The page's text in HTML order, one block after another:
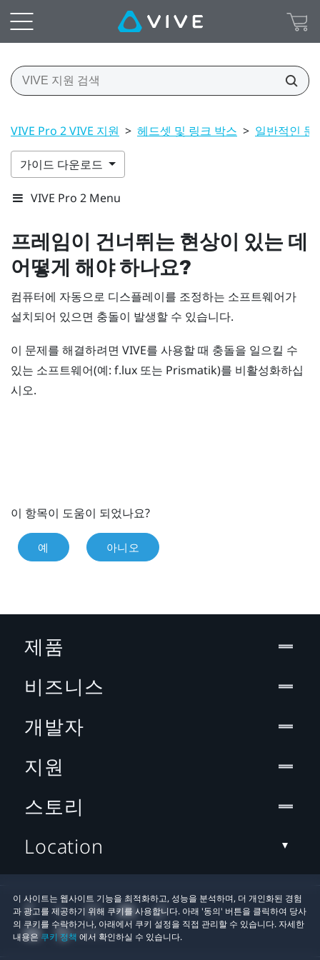
VIVE Pro 2 VIVE 지원 > 헤드셋 및 링크 박스 > 일반적인 문
가이드 다운로드
VIVE Pro 2 Menu
프레임이 건너뛰는 현상이 있는 데
어떻게 해야 하나요?
컴퓨터에 자동으로 디스플레이를 조정하는 소프트웨어가
설치되어 있으면 충돌이 발생할 수 있습니다.
이 문제를 해결하려면 VIVE를 사용할 때 충돌을 일으킬 수
있는 소프트웨어(예: f.lux 또는 Prismatik)를 비활성화하십
시오.
이 항목이 도움이 되었나요?
예 아니오
이 사이트는 웹사이트 기능을 최적화하고, 성능을 분석하며, 더 개인화된 경험
과 광고를 제공하기 위해 쿠키를 사용합니다. 아래 '동의' 버튼을 클릭하여 당사
의 쿠키를 수락하거나, 아래에서 쿠키 설정을 직접 관리할 수 있습니다. 자세한
내용은 쿠키 정책 에서 확인하실 수 있습니다.
제품
비즈니스
개발자
지원
스토리
Location